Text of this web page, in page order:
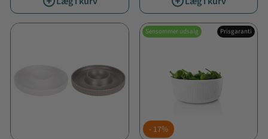
Sensommer udsalg Prisgaranti
17%